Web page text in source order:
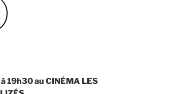
19h30 au CINÉMA LES